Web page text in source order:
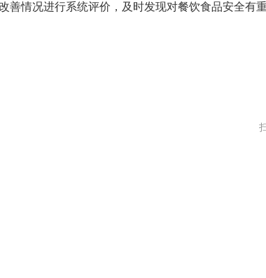
善情况进行系统评价，及时发现对餐饮食品安全有